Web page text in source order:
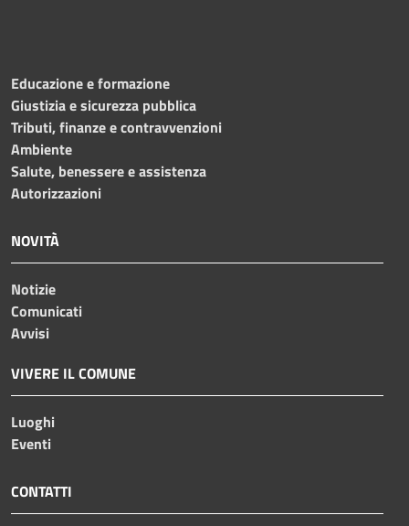
Educazione e formazione
Giustizia e sicurezza pubblica
Tributi, finanze e contravvenzioni
Ambiente
Salute, benessere e assistenza
Autorizzazioni
NOVITÀ
Notizie
Comunicati
Avvisi
VIVERE IL COMUNE
Luoghi
Eventi
CONTATTI